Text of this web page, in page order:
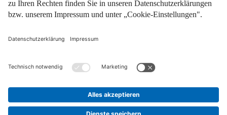
Cookie-Einstellungen
Facebook
Instagram